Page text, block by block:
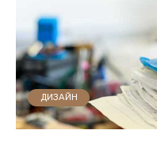
ДИЗАЙН